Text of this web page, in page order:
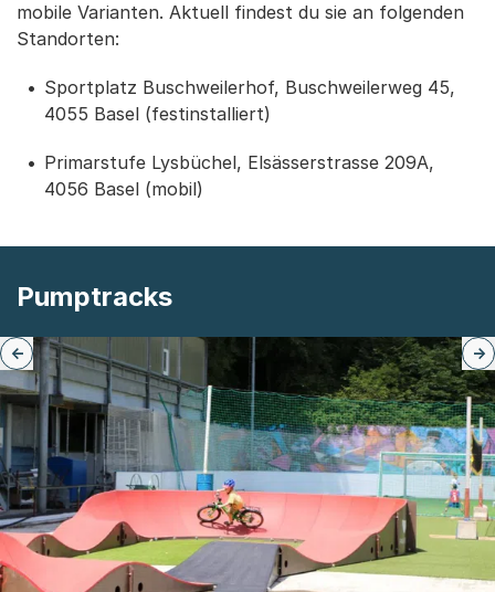
mobile Varianten. Aktuell findest du sie an folgenden
Standorten:
Sportplatz Buschweilerhof, Buschweilerweg 45,
4055 Basel (festinstalliert)
Primarstufe Lysbüchel, Elsässerstrasse 209A,
4056 Basel (mobil)
Pumptracks